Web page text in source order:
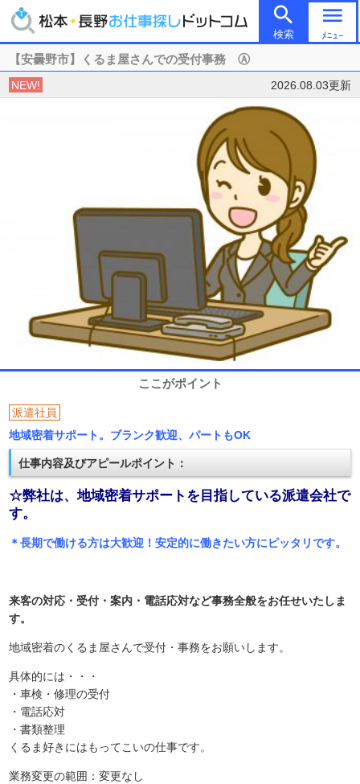

検索
menu
ﾒﾆｭｰ
【安曇野市】くるま屋さんでの受付事務 Ⓐ
NEW! 2026.08.03更新
ここがポイント
派遣社員
地域密着サポート。ブランク歓迎、パートもOK
仕事内容及びアピールポイント：
☆弊社は、地域密着サポートを目指している派遣会社で
す。
＊長期で働ける方は大歓迎！安定的に働きたい方にピッタリです。
来客の対応・受付・案内・電話応対など事務全般をお任せいたしま
す。
地域密着のくるま屋さんで受付・事務をお願いします。
具体的には・・・
・車検・修理の受付
・電話応対
・書類整理
くるま好きにはもってこいの仕事です。
業務変更の範囲：変更なし